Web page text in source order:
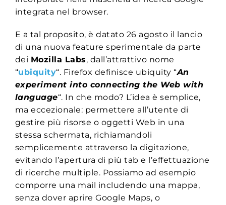
integrata nel browser.
E a tal proposito, è datato 26 agosto il lancio
di una nuova feature sperimentale da parte
dei Mozilla Labs, dall’attrattivo nome
“ubiquity“. Firefox definisce ubiquity “An
experiment into connecting the Web with
language“. In che modo? L’idea è semplice,
ma eccezionale: permettere all’utente di
gestire più risorse o oggetti Web in una
stessa schermata, richiamandoli
semplicemente attraverso la digitazione,
evitando l’apertura di più tab e l’effettuazione
di ricerche multiple. Possiamo ad esempio
comporre una mail includendo una mappa,
senza dover aprire Google Maps, o